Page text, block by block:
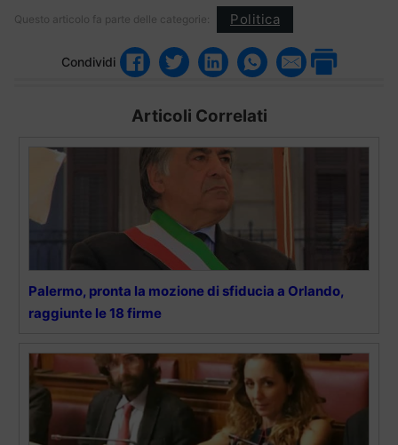
Questo articolo fa parte delle categorie: Politica
Condividi
Articoli Correlati
Palermo, pronta la mozione di sfiducia a Orlando,
raggiunte le 18 firme